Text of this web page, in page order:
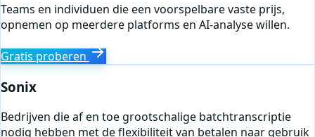
Teams en individuen die een voorspelbare vaste prijs,
opnemen op meerdere platforms en AI-analyse willen.
Gratis proberen
Sonix
Bedrijven die af en toe grootschalige batchtranscriptie
nodig hebben met de flexibiliteit van betalen naar gebruik